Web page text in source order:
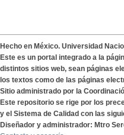
Hecho en México. Universidad
Este es un portal integrado a la
distintos sitios web, sean páginas
los textos como de las páginas
Sitio administrado por la
Este repositorio se rige por los
y el Sistema de Calidad con las
Diseñador y administrador: Mtro